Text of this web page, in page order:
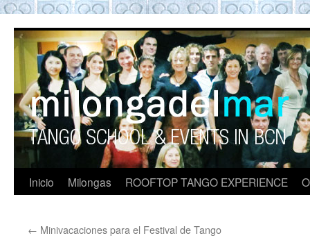
ROOFTOP TANGO
Tango en Barcelona. Clases de Tango en
Barcelona. Show Tango. barcelona
experience. Private Tango Lesson. Rooftop
Tango experience Barcelona. Tango
Barcelona
Inicio Milongas ROOFTOP TANGO EXPERIENCE
← Minivacaciones para el Festival de Tango